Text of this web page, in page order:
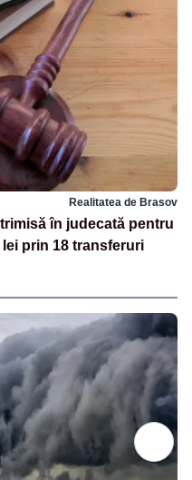
Realitatea de Brasov
în judecată pentru
prin 18 transferuri